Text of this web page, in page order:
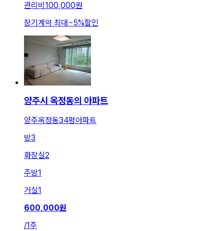
관리비 100,000원
장기계약 최대~5%할인
양주시 옥정동의 아파트
양주옥정동34평아파트
방3
화장실2
주방1
거실1
600,000원
/1주